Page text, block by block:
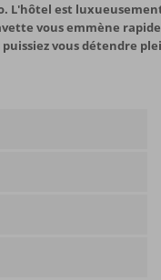
est
vous emmène
vous détendre